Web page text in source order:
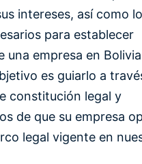
intereses, así como
para establecer
una empresa en
es guiarlo a
constitución legal y
de que su empresa
legal vigente en